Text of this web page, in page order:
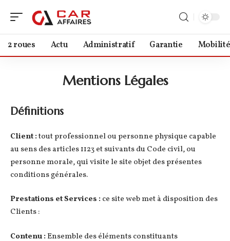
2 roues Actu Administratif Garantie Mobilité
Mentions Légales
Définitions
Client :tout professionnel ou personne physique capable
au sens des articles 1123 et suivants du Code civil, ou
personne morale, qui visite le site objet des présentes
conditions générales.
Prestations et Services : ce site web met à disposition des
Clients :
Contenu : Ensemble des éléments constituants